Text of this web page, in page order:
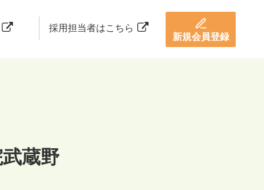
採用担当者はこちら
新規会員登録
蔵野